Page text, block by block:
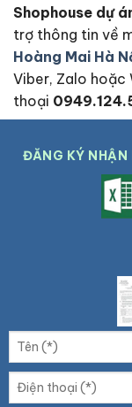
Shophouse dự
trợ thông tin về
Hoàng Mai Hà
Viber, Zalo hoặc
thoại
ĐĂNG KÝ